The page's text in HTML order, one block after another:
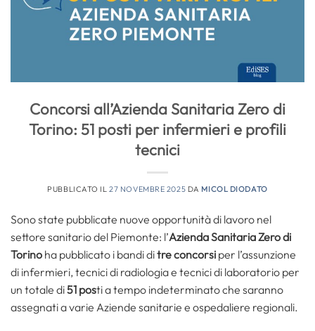
Concorsi all’Azienda Sanitaria Zero di
Torino: 51 posti per infermieri e profili
tecnici
PUBBLICATO IL27 NOVEMBRE 2025 DA MICOL DIODATO
Sono state pubblicate nuove opportunità di lavoro nel
settore sanitario del Piemonte: l’Azienda Sanitaria Zero di
Torino ha pubblicato i bandi ditre concorsi per l’assunzione
di infermieri, tecnici di radiologia e tecnici di laboratorio per
un totale di51 posti a tempo indeterminato che saranno
assegnati a varie Aziende sanitarie e ospedaliere regionali.